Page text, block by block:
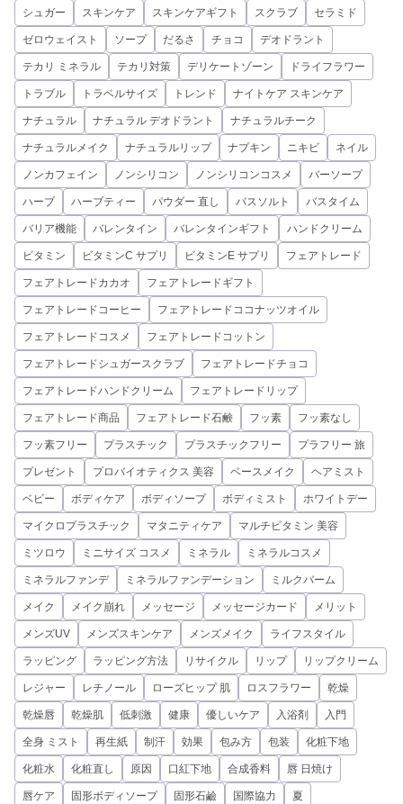
シュガー スキンケア スキンケアギフト スクラブ セラミド
ゼロウェイスト ソープ だるさ チョコ デオドラント
テカリ ミネラル テカリ対策 デリケートゾーン ドライフラワー
トラブル トラベルサイズ トレンド ナイトケア スキンケア
ナチュラル ナチュラル デオドラント ナチュラルチーク
ナチュラルメイク ナチュラルリップ ナプキン ニキビ ネイル
ノンカフェイン ノンシリコン ノンシリコンコスメ バーソープ
ハーブ ハーブティー パウダー 直し バスソルト バスタイム
バリア機能 バレンタイン バレンタインギフト ハンドクリーム
ビタミン ビタミンC サプリ ビタミンE サプリ フェアトレード
フェアトレードカカオ フェアトレードギフト
フェアトレードコーヒー フェアトレードココナッツオイル
フェアトレードコスメ フェアトレードコットン
フェアトレードシュガースクラブ フェアトレードチョコ
フェアトレードハンドクリーム フェアトレードリップ
フェアトレード商品 フェアトレード石鹸 フッ素 フッ素なし
フッ素フリー プラスチック プラスチックフリー プラフリー 旅
プレゼント プロバイオティクス 美容 ベースメイク ヘアミスト
ベビー ボディケア ボディソープ ボディミスト ホワイトデー
マイクロプラスチック マタニティケア マルチビタミン 美容
ミツロウ ミニサイズ コスメ ミネラル ミネラルコスメ
ミネラルファンデ ミネラルファンデーション ミルクバーム
メイク メイク崩れ メッセージ メッセージカード メリット
メンズUV メンズスキンケア メンズメイク ライフスタイル
ラッピング ラッピング方法 リサイクル リップ リップクリーム
レジャー レチノール ローズヒップ 肌 ロスフラワー 乾燥
乾燥唇 乾燥肌 低刺激 健康 優しいケア 入浴剤 入門
全身 ミスト 再生紙 制汗 効果 包み方 包装 化粧下地
化粧水 化粧直し 原因 口紅下地 合成香料 唇 日焼け
唇ケア 固形ボディソープ 固形石鹼 国際協力 夏